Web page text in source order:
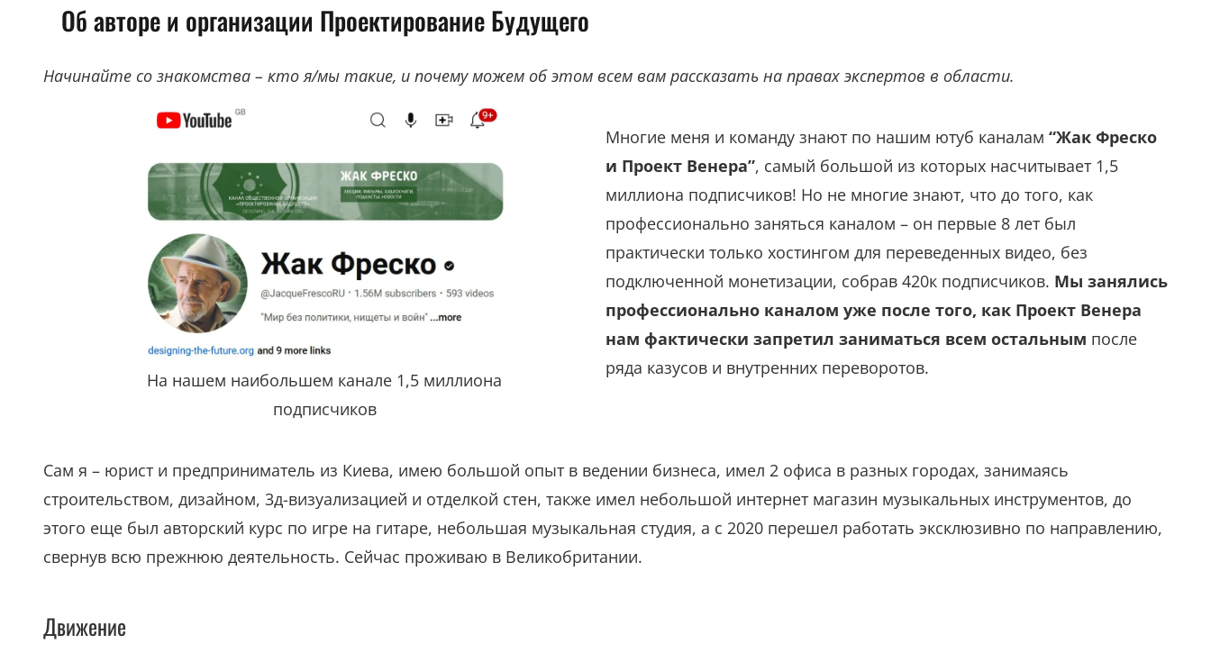
Об авторе и организации Проектирование Будущего
Начинайте со знакомства – кто я/мы такие, и почему можем об этом всем вам рассказать на правах экспертов в области.
На нашем наибольшем канале 1,5 миллиона
подписчиков
Многие меня и команду знают по нашим ютуб каналам “Жак Фреско
и Проект Венера”, самый большой из которых насчитывает 1,5
миллиона подписчиков! Но не многие знают, что до того, как
профессионально заняться каналом – он первые 8 лет был
практически только хостингом для переведенных видео, без
подключенной монетизации, собрав 420к подписчиков. Мы занялись
профессионально каналом уже после того, как Проект Венера
нам фактически запретил заниматься всем остальным после
ряда казусов и внутренних переворотов.
Сам я – юрист и предприниматель из Киева, имею большой опыт в ведении бизнеса, имел 2 офиса в разных городах, занимаясь
строительством, дизайном, 3д-визуализацией и отделкой стен, также имел небольшой интернет магазин музыкальных инструментов, до
этого еще был авторский курс по игре на гитаре, небольшая музыкальная студия, а с 2020 перешел работать эксклюзивно по направлению,
свернув всю прежнюю деятельность. Сейчас проживаю в Великобритании.
Движение